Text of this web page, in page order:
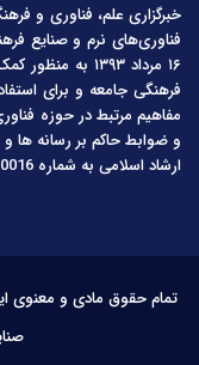
خبرگزاری علم، فناوری و
فناوری‌های نرم و صنایع
۱۶ مرداد ۱۳۹۳
فرهنگی جامعه و برای
مفاهیم مرتبط در حوزه
و ضوابط حاکم بر رسانه
ارشاد اسلامی به شماره 70016 فعالیت خود را آغاز کرده است.
تمام حقوق مادی و معنوی